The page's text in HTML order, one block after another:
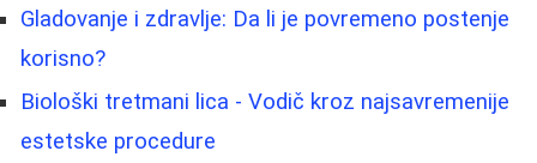
Gladovanje i zdravlje: Da li je povremeno postenje
korisno?
Biološki tretmani lica - Vodič kroz najsavremenije
estetske procedure